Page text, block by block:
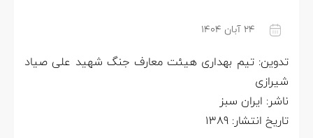
۲۴ آبان ۱۴۰۴
تدوین: تیم بهداری هیئت معارف جنگ شهید علی صیاد
شیرازی
ناشر: ایران سبز
تاریخ انتشار: 1389